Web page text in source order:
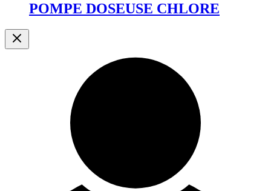
POMPE DOSEUSE CHLORE